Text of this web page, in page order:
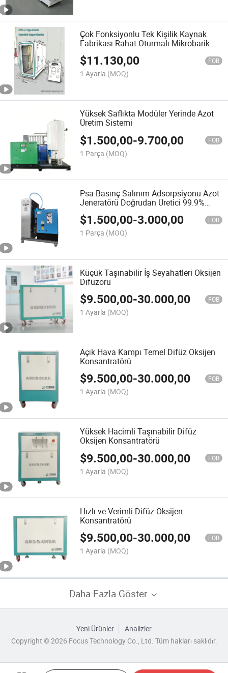
Çok Fonksiyonlu Tek Kişilik Kaynak
Fabrikası Rahat Oturmalı Mikrobarik
Oksijen Odası
$11.130,00 FOB
1 Ayarla (MOQ)
Yüksek Saflıkta Modüler Yerinde Azot
Üretim Sistemi
$1.500,00-9.700,00 FOB
1 Parça (MOQ)
Psa Basınç Salınım Adsorpsiyonu Azot
Jeneratörü Doğrudan Üretici 99.9%
Saflık
$1.500,00-3.000,00 FOB
1 Parça (MOQ)
Küçük Taşınabilir İş Seyahatleri Oksijen
Difüzörü
$9.500,00-30.000,00 FOB
1 Ayarla (MOQ)
Açık Hava Kampı Temel Difüz Oksijen
Konsantratörü
$9.500,00-30.000,00 FOB
1 Ayarla (MOQ)
Yüksek Hacimli Taşınabilir Difüz
Oksijen Konsantratörü
$9.500,00-30.000,00 FOB
1 Ayarla (MOQ)
Hızlı ve Verimli Difüz Oksijen
Konsantratörü
$9.500,00-30.000,00 FOB
1 Ayarla (MOQ)
Daha Fazla Göster
Yeni Ürünler
Analizler
Copyright © 2026 Focus Technology Co., Ltd. Tüm hakları saklıdır.